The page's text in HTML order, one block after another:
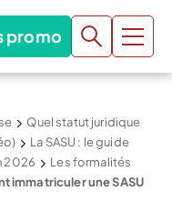
promo
Quel statut juridique
La SASU : le guide
2026
Les formalités
immatriculer une SASU